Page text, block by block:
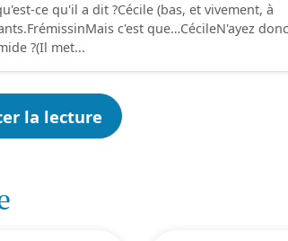
ce qu'il a dit ?Cécile (bas, et vivement, à
c'est que…CécileN'ayez
?(Il met...
la lecture